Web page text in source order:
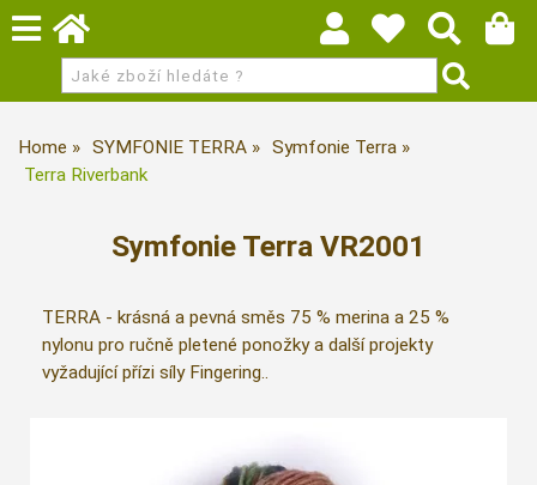
Home SYMFONIE TERRA
Symfonie Terra
Terra Riverbank
Symfonie Terra VR2001
TERRA - krásná a pevná směs 75 % merina a 25 %
nylonu pro ručně pletené ponožky a další projekty
vyžadující přízi síly Fingering..